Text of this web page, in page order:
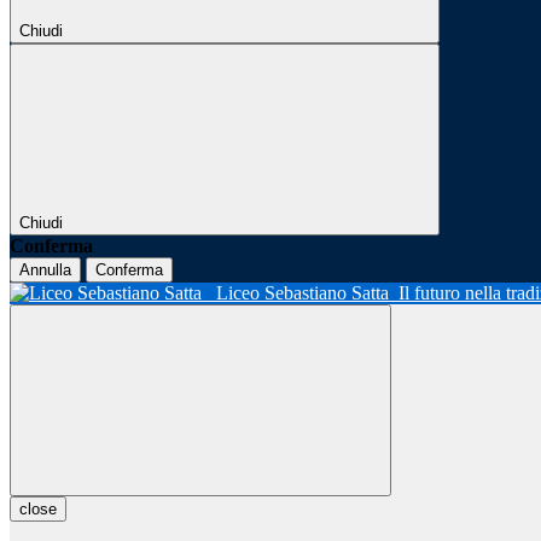
Chiudi
Chiudi
Conferma
Annulla Conferma
Liceo Sebastiano Satta Il futuro nella
close